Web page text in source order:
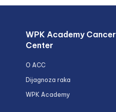
WPK Academy Cancer
Center
O ACC
Dijagnoza raka
WPK Academy